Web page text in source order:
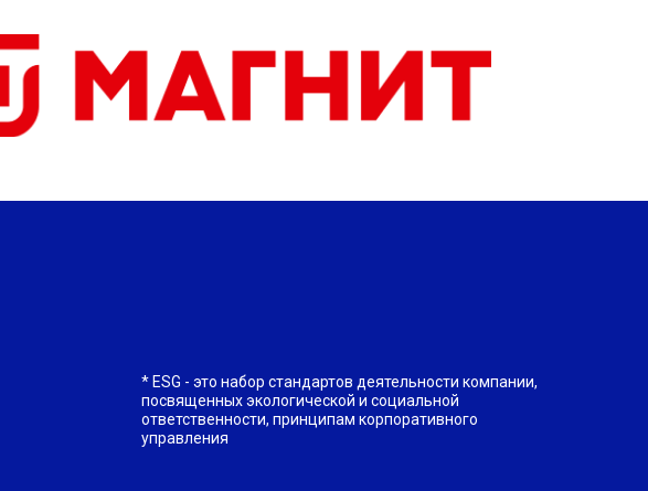
* ESG - это набор стандартов деятельности компании,
посвященных экологической и социальной
ответственности, принципам корпоративного
управления